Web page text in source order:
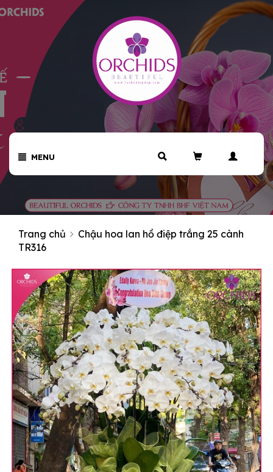
MENU
Trang chủ
Chậu hoa lan hồ điệp trắng 25 cành
TR316